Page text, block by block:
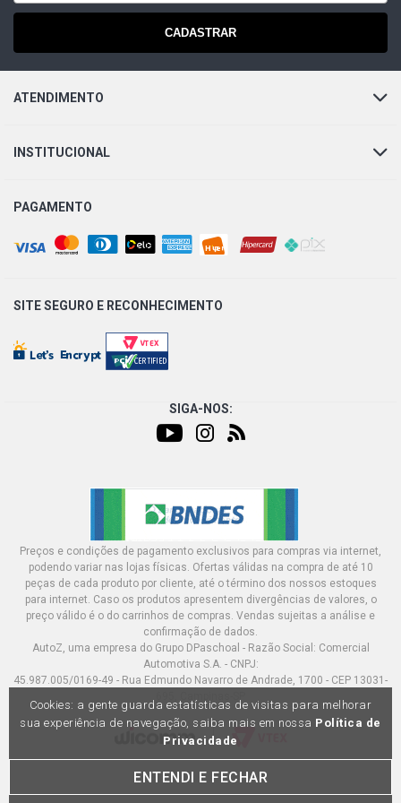
CADASTRAR
ATENDIMENTO
INSTITUCIONAL
PAGAMENTO
SITE SEGURO E RECONHECIMENTO
SIGA-NOS:
Preços e condições de pagamento exclusivos para compras via internet,
podendo variar nas lojas físicas. Ofertas válidas na compra de até 10
peças de cada produto por cliente, até o término dos nossos estoques
para internet. Caso os produtos apresentem divergências de valores, o
preço válido é o do carrinhos de compras. Vendas sujeitas a análise e
confirmação de dados.
AutoZ, uma empresa do Grupo DPaschoal - Razão Social: Comercial
Automotiva S.A. - CNPJ:
45.987.005/0169-49 - Rua Edmundo Navarro de Andrade, 1700 - CEP 13031-
Cookies: a gente guarda estatísticas de visitas para melhorar
sua experiência de navegação, saiba mais em nossa Política de
Privacidade
ENTENDI E FECHAR